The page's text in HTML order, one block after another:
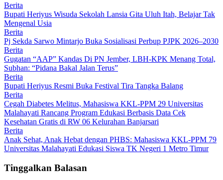
Berita
Bupati Heriyus Wisuda Sekolah Lansia Gita Uluh Itah, Belajar Tak
Mengenal Usia
Berita
Pj Sekda Sarwo Mintarjo Buka Sosialisasi Perbup PJPK 2026–2030
Berita
Gugatan “AAP” Kandas Di PN Jember, LBH-KPK Menang Total,
Subhan: “Pidana Bakal Jalan Terus”
Berita
Bupati Heriyus Resmi Buka Festival Tira Tangka Balang
Berita
Cegah Diabetes Melitus, Mahasiswa KKL-PPM 29 Universitas
Malahayati Rancang Program Edukasi Berbasis Data Cek
Kesehatan Gratis di RW 06 Kelurahan Banjarsari
Berita
Anak Sehat, Anak Hebat dengan PHBS: Mahasiswa KKL-PPM 79
Universitas Malahayati Edukasi Siswa TK Negeri 1 Metro Timur
Tinggalkan Balasan